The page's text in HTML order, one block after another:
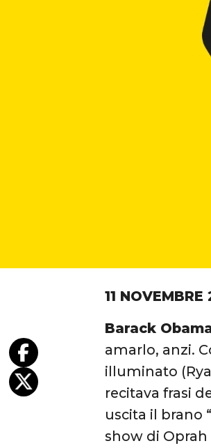
11
Barack
amarlo, anzi.
illuminato
recitava frasi
uscita il brano “
show di